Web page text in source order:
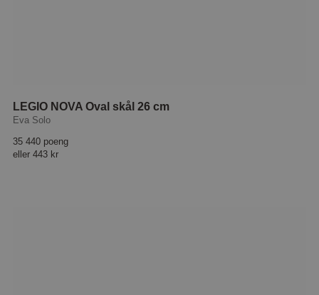
LEGIO NOVA Oval skål 26 cm
Eva Solo
35 440 poeng
eller 443 kr